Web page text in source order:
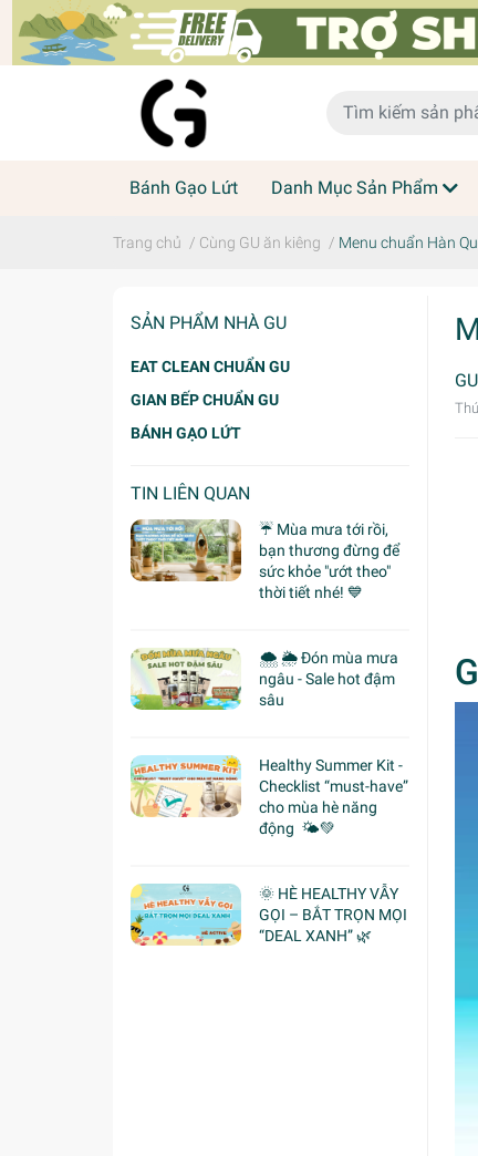
Bánh Gạo Lứt Danh Mục Sản Phẩm
Trang chủ / Cùng GU ăn kiêng / Menu chuẩn Hàn
SẢN PHẨM NHÀ GU
EAT CLEAN CHUẨN GU
GIAN BẾP CHUẨN GU
BÁNH GẠO LỨT
TIN LIÊN QUAN
☔ Mùa mưa tới rồi,
bạn thương đừng để
sức khỏe "ướt theo"
thời tiết nhé! 💙
🌨 🌦 Đón mùa mưa
ngâu - Sale hot đậm
sâu
Healthy Summer Kit -
Checklist “must-have”
cho mùa hè năng
động 🌤️💚
🌞 HÈ HEALTHY VẪY
GỌI – BẮT TRỌN MỌI
“DEAL XANH” 🌿